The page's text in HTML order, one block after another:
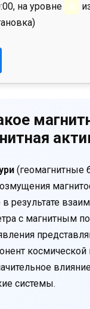
на уровне
0
(геомагнитные
результате
с магнитным
космической
системы.